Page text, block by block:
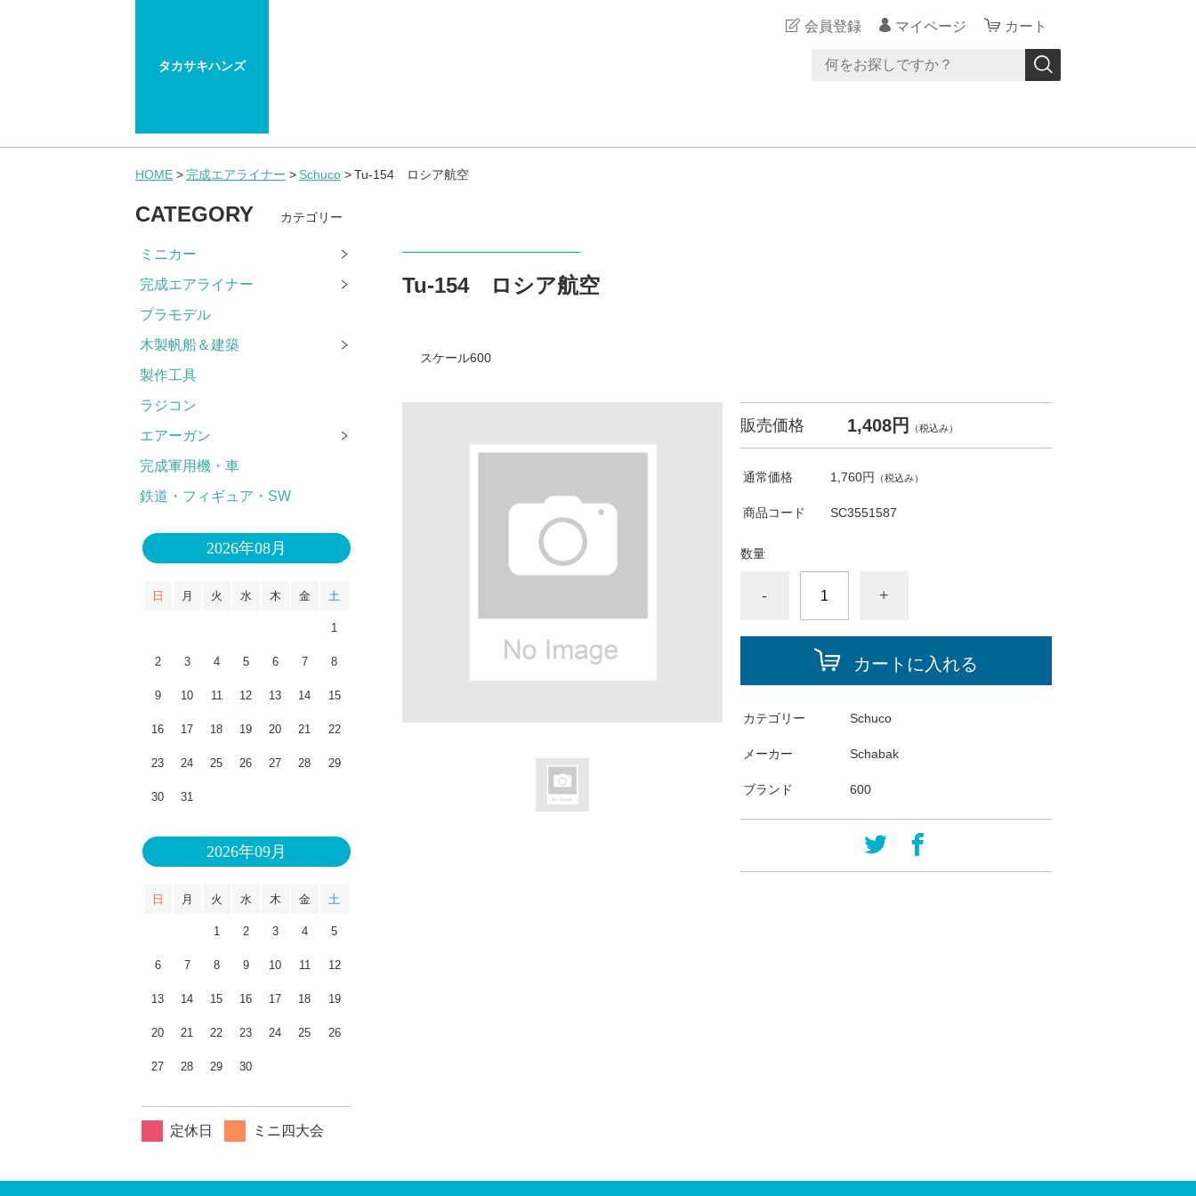
タカサキハンズ
会員登録 マイページ カート
HOME 完成エアライナー Schuco Tu-154 ロシア航空
Tu-154 ロシア航空
スケール600
販売価格 1,408円 （税込み）
通常価格 1,760円 （税込み）
商品コード SC3551587
数量
- +
カートに入れる
カテゴリー Schuco
メーカー Schabak
ブランド 600
CATEGORY カテゴリー
ミニカー
完成エアライナー
プラモデル
木製帆船＆建築
製作工具
ラジコン
エアーガン
完成軍用機・車
鉄道・フィギュア・SW
2026年08月
日 月 火 水 木 金 土
1
2 3 4 5 6 7 8
9 10 11 12 13 14 15
16 17 18 19 20 21 22
23 24 25 26 27 28 29
30 31
2026年09月
日 月 火 水 木 金 土
1 2 3 4 5
6 7 8 9 10 11 12
13 14 15 16 17 18 19
20 21 22 23 24 25 26
27 28 29 30
定休日 ミニ四大会